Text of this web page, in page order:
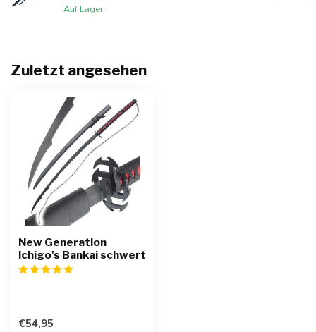
Auf Lager
Zuletzt angesehen
New Generation
Ichigo's Bankai schwert
€54,95